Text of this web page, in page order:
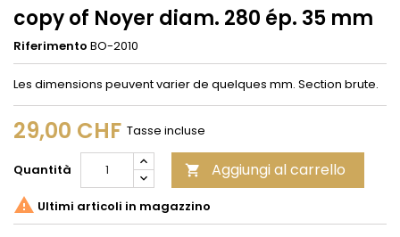
copy of Noyer diam. 280 ép. 35 mm
Riferimento BO-2010
Les dimensions peuvent varier de quelques mm. Section brute.
29,00 CHF Tasse incluse
Quantità  Aggiungi al carrello
 Ultimi articoli in magazzino